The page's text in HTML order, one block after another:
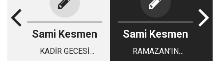
Sami Kesmen
KADİR GECESİ
Sami Kesmen
RAMAZAN’IN
KAZANDIRDIKLARI…